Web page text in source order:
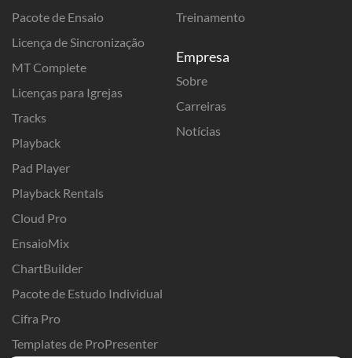
Pacote de Ensaio
Licença de Sincronização
MT Complete
Licenças para Igrejas
Tracks
Playback
Pad Player
Playback Rentals
Cloud Pro
EnsaioMix
ChartBuilder
Pacote de Estudo Individual
Cifra Pro
Templates de ProPresenter
Treinamento
Empresa
Sobre
Carreiras
Notícias